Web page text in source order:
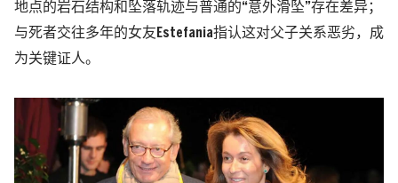
地点的岩石结构和坠落轨迹与普通的“意外滑坠”存在差异；
与死者交往多年的女友Estefania指认这对父子关系恶劣，成
为关键证人。